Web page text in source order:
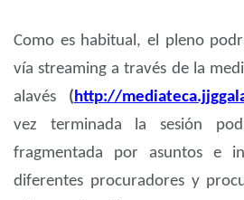
Como es habitual, el pleno
vía streaming a través de la
alavés (http://
vez terminada la sesión
fragmentada por asuntos e
diferentes procuradores y